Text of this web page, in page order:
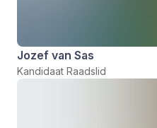
Jozef van Sas
Kandidaat Raadslid